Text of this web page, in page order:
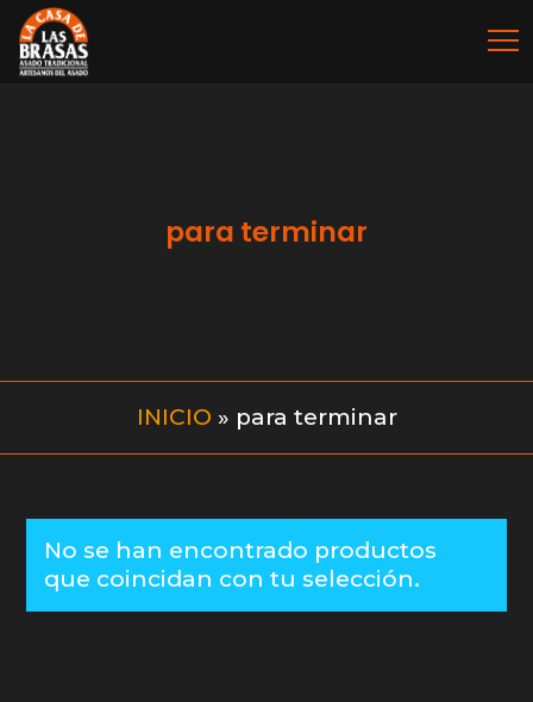
para terminar
INICIO » para terminar
No se han encontrado productos
que coincidan con tu selección.